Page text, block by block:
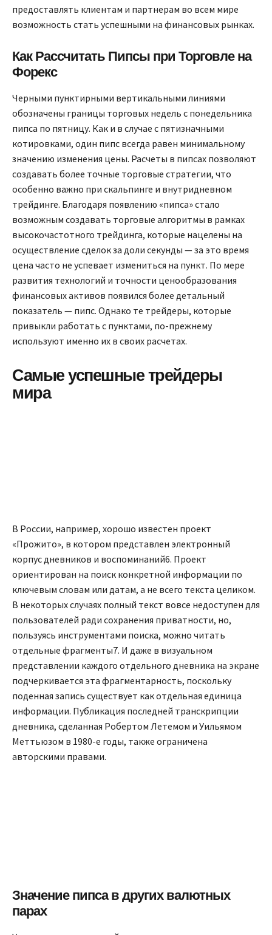
предоставлять клиентам и партнерам во всем мире
возможность стать успешными на финансовых рынках.
Как Рассчитать Пипсы при Торговле на
Форекс
Черными пунктирными вертикальными линиями
обозначены границы торговых недель с понедельника
пипса по пятницу. Как и в случае с пятизначными
котировками, один пипс всегда равен минимальному
значению изменения цены. Расчеты в пипсах позволяют
создавать более точные торговые стратегии, что
особенно важно при скальпинге и внутридневном
трейдинге. Благодаря появлению «пипса» стало
возможным создавать торговые алгоритмы в рамках
высокочастотного трейдинга, которые нацелены на
осуществление сделок за доли секунды — за это время
цена часто не успевает измениться на пункт. По мере
развития технологий и точности ценообразования
финансовых активов появился более детальный
показатель — пипс. Однако те трейдеры, которые
привыкли работать с пунктами, по-прежнему
используют именно их в своих расчетах.
Самые успешные трейдеры
мира
В России, например, хорошо известен проект
«Прожито», в котором представлен электронный
корпус дневников и воспоминаний6. Проект
ориентирован на поиск конкретной информации по
ключевым словам или датам, а не всего текста целиком.
В некоторых случаях полный текст вовсе недоступен для
пользователей ради сохранения приватности, но,
пользуясь инструментами поиска, можно читать
отдельные фрагменты7. И даже в визуальном
представлении каждого отдельного дневника на экране
подчеркивается эта фрагментарность, поскольку
поденная запись существует как отдельная единица
информации. Публикация последней транскрипции
дневника, сделанная Робертом Летемом и Уильямом
Меттьюзом в 1980-е годы, также ограничена
авторскими правами.
Значение пипса в других валютных
парах